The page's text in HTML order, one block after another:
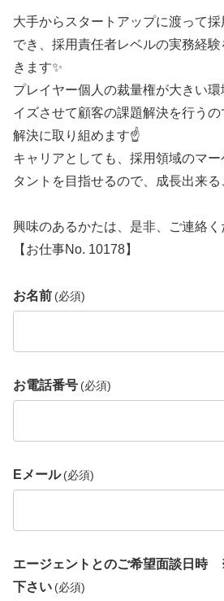
大手からスタートアップに渡って
でき、採用責任者レベルの実務経
きます✨
プレイヤー個人の裁量権が大きい
イズさせて顧客の課題解決を行う
解決に取り組めます☝️
キャリアとしても、採用領域のマ
タントを目指せるので、成長出来る
興味のあるかたは、是非、ご連絡く
【お仕事No. 10178】
お名前 (必須)
お電話番号 (必須)
Eメール (必須)
エージェントとのご希望面談日時
下さい (必須)